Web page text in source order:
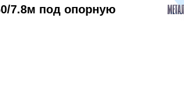
7.8м под опорную